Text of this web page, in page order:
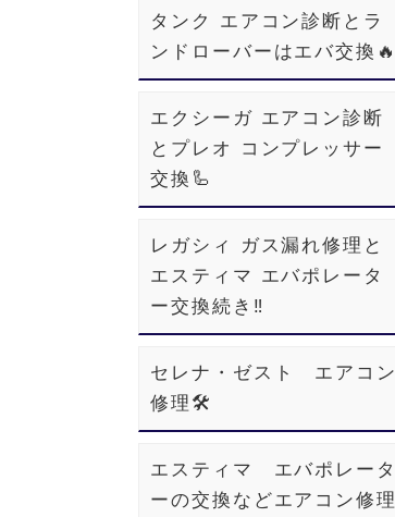
タンク エアコン診断とラ
ンドローバーはエバ交換🔥
エクシーガ エアコン診断
とプレオ コンプレッサー
交換🦾
レガシィ ガス漏れ修理と
エスティマ エバポレータ
ー交換続き‼️
セレナ・ゼスト エアコン
修理🛠️
エスティマ エバポレータ
ーの交換などエアコン修理